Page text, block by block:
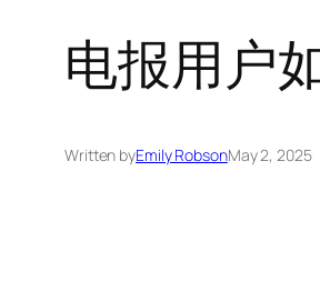
电报用户
Written byEmily RobsonMay 2, 2025